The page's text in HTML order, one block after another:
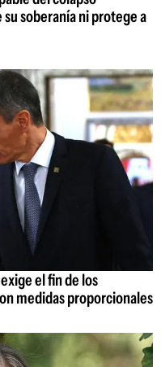
soberanía ni protege a
el fin de los
medidas proporcionales